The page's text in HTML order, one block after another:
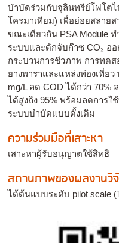
บำบัดร่วมกับจุลินทรีย์โฟโต
โครมาเทียม) เพื่อย่อยสลาย
ขณะเดียวกัน PSA Module
ระบบและดักจับก๊าซ CO₂ อ
กระบวนการชีวภาพ การทด
ยางพาราและแหล่งท่องเที่ย
mg/L ลด COD ได้กว่า 70%
ได้สูงถึง 95% พร้อมลดการใ
ระบบบำบัดแบบดั้งเดิม
ความร่วมมือที่เสาะหา
เสาะหาผู้รับอนุญาตใช้สิทธิ
สถานภาพของผลงานวิ
ได้ต้นแบบระดับ pilot scale